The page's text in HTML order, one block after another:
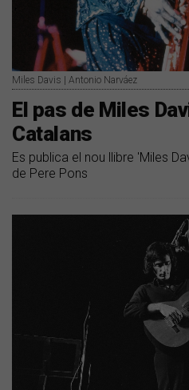
Miles Davis | Antonio Narváez
El pas de Miles
Catalans
Es publica el nou llibre 'Miles
de Pere Pons